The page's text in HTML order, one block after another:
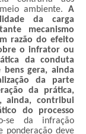
ambiente. A
da carga
mecanismo
razão do efeito
o infrator ou
da conduta
gera, ainda
da parte
da prática,
ainda, contribui
do processo
se da infração
ponderação deve